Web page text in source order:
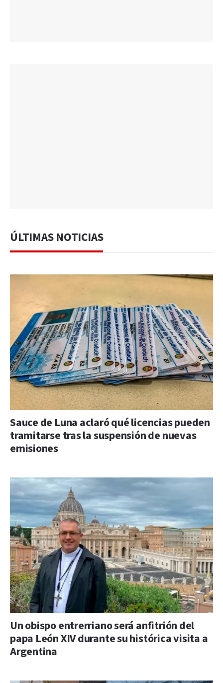
ÚLTIMAS NOTICIAS
Sauce de Luna aclaró qué licencias pueden
tramitarse tras la suspensión de nuevas
emisiones
Un obispo entrerriano será anfitrión del
papa León XIV durante su histórica visita a
Argentina